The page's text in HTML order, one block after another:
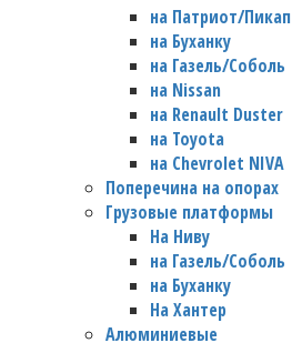
на Патриот/Пикап
на Буханку
на Газель/Соболь
на Nissan
на Renault Duster
на Toyota
на Chevrolet NIVA
Поперечина на опорах
Грузовые платформы
На Ниву
на Газель/Соболь
на Буханку
На Хантер
Алюминиевые